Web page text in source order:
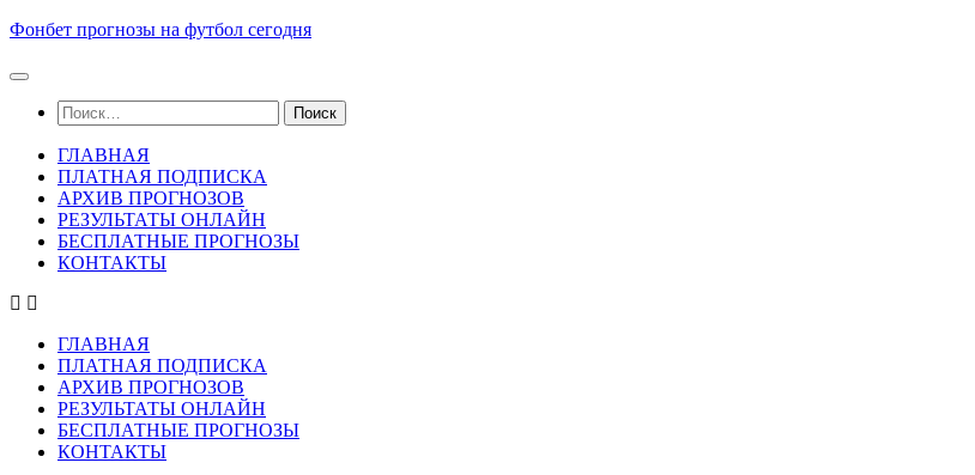
Skip
content
Фонбет прогнозы на футбол сегодня
Найти:
ГЛАВНАЯ
ПЛАТНАЯ ПОДПИСКА
АРХИВ ПРОГНОЗОВ
РЕЗУЛЬТАТЫ ОНЛАЙН
БЕСПЛАТНЫЕ ПРОГНОЗЫ
КОНТАКТЫ
ГЛАВНАЯ
ПЛАТНАЯ ПОДПИСКА
АРХИВ ПРОГНОЗОВ
РЕЗУЛЬТАТЫ ОНЛАЙН
БЕСПЛАТНЫЕ ПРОГНОЗЫ
КОНТАКТЫ